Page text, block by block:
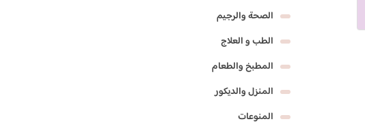
الصحة والرجيم
الطب و العلاج
المطبخ والطعام
المنزل والديكور
المنوعات